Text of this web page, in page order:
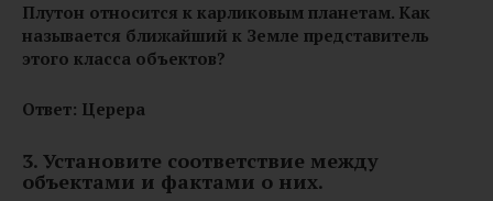
Плутон относится к карликовым планетам. Как
называется ближайший к Земле представитель
этого класса объектов?
Ответ: Церера
3. Установите соответствие между
объектами и фактами о них.